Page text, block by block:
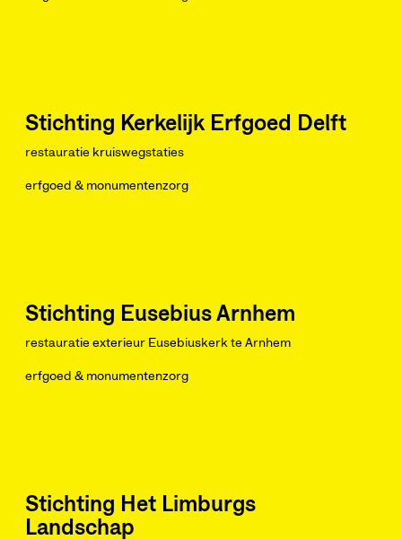
Stichting Kerkelijk Erfgoed Delft
restauratie kruiswegstaties
erfgoed & monumentenzorg
Stichting Eusebius Arnhem
restauratie exterieur Eusebiuskerk te Arnhem
erfgoed & monumentenzorg
Stichting Het Limburgs
Landschap